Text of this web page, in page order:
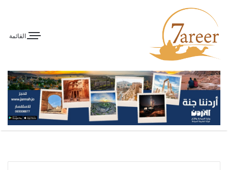
القائمة